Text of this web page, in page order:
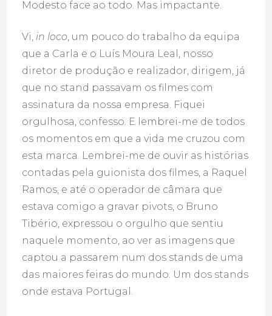
Modesto face ao todo. Mas impactante.
Vi, in loco, um pouco do trabalho da equipa
que a Carla e o Luís Moura Leal, nosso
diretor de produção e realizador, dirigem, já
que no stand passavam os filmes com
assinatura da nossa empresa. Fiquei
orgulhosa, confesso. E lembrei-me de todos
os momentos em que a vida me cruzou com
esta marca. Lembrei-me de ouvir as histórias
contadas pela guionista dos filmes, a Raquel
Ramos, e até o operador de câmara que
estava comigo a gravar pivots, o Bruno
Tibério, expressou o orgulho que sentiu
naquele momento, ao ver as imagens que
captou a passarem num dos stands de uma
das maiores feiras do mundo. Um dos stands
onde estava Portugal.